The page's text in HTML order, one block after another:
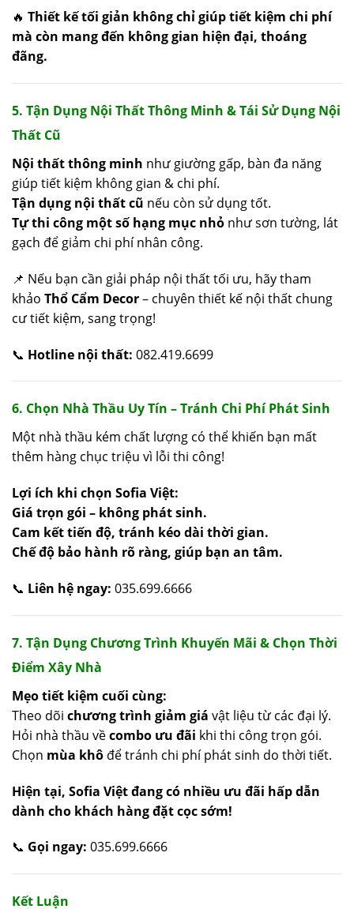
🔥 Thiết kế tối giản không chỉ giúp tiết kiệm chi phí
mà còn mang đến không gian hiện đại, thoáng
đãng.
5. Tận Dụng Nội Thất Thông Minh & Tái Sử Dụng Nội
Thất Cũ
Nội thất thông minh như giường gấp, bàn đa năng
giúp tiết kiệm không gian & chi phí.
Tận dụng nội thất cũ nếu còn sử dụng tốt.
Tự thi công một số hạng mục nhỏ như sơn tường, lát
gạch để giảm chi phí nhân công.
📌 Nếu bạn cần giải pháp nội thất tối ưu, hãy tham
khảo Thổ Cẩm Decor– chuyên thiết kế nội thất chung
cư tiết kiệm, sang trọng!
📞 Hotline nội thất: 082.419.6699
6. Chọn Nhà Thầu Uy Tín – Tránh Chi Phí Phát Sinh
Một nhà thầu kém chất lượng có thể khiến bạn mất
thêm hàng chục triệu vì lỗi thi công!
Lợi ích khi chọn Sofia Việt:
Giá trọn gói – không phát sinh.
Cam kết tiến độ, tránh kéo dài thời gian.
Chế độ bảo hành rõ ràng, giúp bạn an tâm.
📞 Liên hệ ngay: 035.699.6666
7. Tận Dụng Chương Trình Khuyến Mãi & Chọn Thời
Điểm Xây Nhà
Mẹo tiết kiệm cuối cùng:
Theo dõi chương trình giảm giá vật liệu từ các đại lý.
Hỏi nhà thầu vềcombo ưu đãi khi thi công trọn gói.
Chọn mùa khô để tránh chi phí phát sinh do thời tiết.
Hiện tại, Sofia Việt đang có nhiều ưu đãi hấp dẫn
dành cho khách hàng đặt cọc sớm!
📞 Gọi ngay: 035.699.6666
Kết Luận